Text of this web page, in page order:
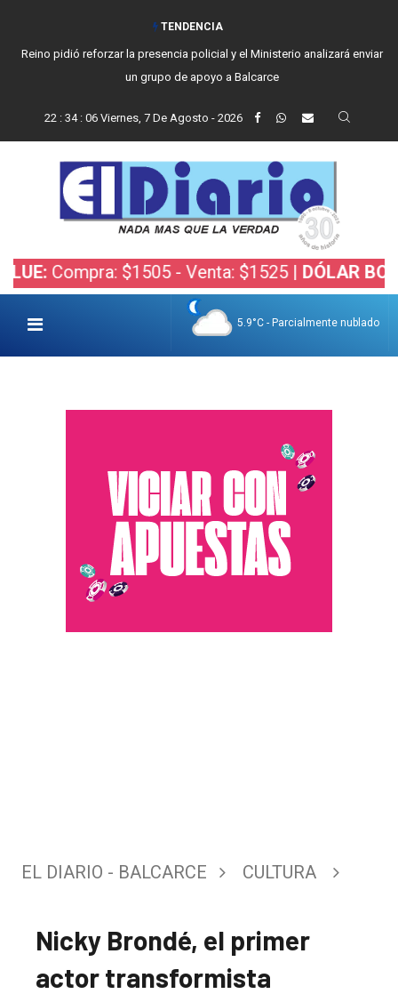
TENDENCIA
Reino pidió reforzar la presencia policial y el Ministerio analizará enviar
un grupo de apoyo a Balcarce
22: 34: 07 Viernes, 7 De Agosto - 2026
$1505 - Venta: $1525 |DÓLAR BOLSA:
5.9°C - Parcialmente nublado
EL DIARIO - BALCARCE CULTURA
Nicky Brondé, el primer
actor transformista